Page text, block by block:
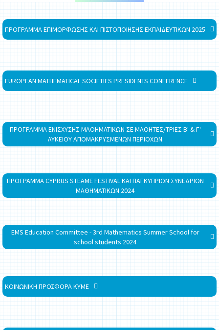
ΠΡΟΓΡΑΜΜΑ ΕΠΙΜΟΡΦΩΣΗΣ ΚΑΙ ΠΙΣΤΟΠΟΙΗΣΗΣ ΕΚΠΑΙΔΕΥΤΙΚΩΝ 2025
EUROPEAN MATHEMATICAL SOCIETIES PRESIDENTS CONFERENCE
ΠΡΟΓΡΑΜΜΑ ΕΝΙΣΧΥΣΗΣ ΜΑΘΗΜΑΤΙΚΩΝ ΣΕ ΜΑΘΗΤΕΣ/ΤΡΙΕΣ Β' & Γ'
ΛΥΚΕΙΟΥ ΑΠΟΜΑΚΡΥΣΜΕΝΩΝ ΠΕΡΙΟΧΩΝ
ΠΡΟΓΡΑΜΜΑ CYPRUS STEAME FESTIVAL ΚΑΙ ΠΑΓΚΥΠΡΙΩΝ ΣΥΝΕΔΡΙΩΝ
ΜΑΘΗΜΑΤΙΚΩΝ 2024
EMS Education Committee - 3rd Mathematics Summer School for
school students 2024
ΚΟΙΝΩΝΙΚΗ ΠΡΟΣΦΟΡΑ ΚΥΜΕ